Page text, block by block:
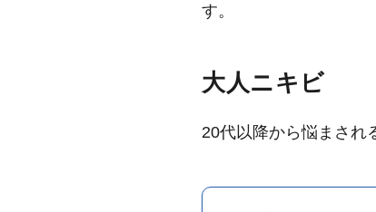
す。
大人ニキビ
20代以降から悩まされ